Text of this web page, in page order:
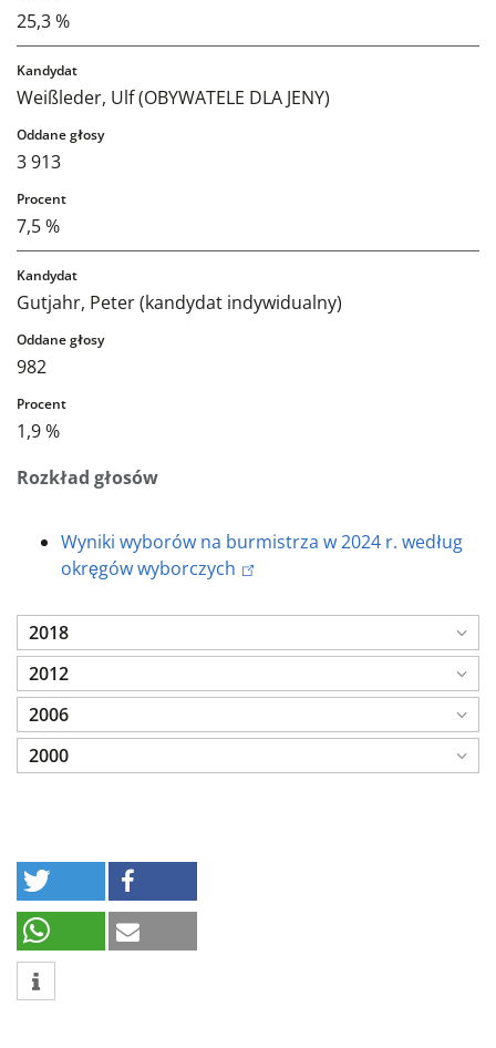
Rozkład głosów
25,3 %
Weißleder, Ulf (OBYWATELE DLA JENY)
3 913
7,5 %
Gutjahr, Peter (kandydat indywidualny)
982
1,9 %
Wyniki wyborów na burmistrza w 2024 r. według
okręgów wyborczych
2018
2012
2006
2000